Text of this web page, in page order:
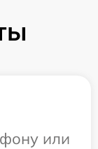
или